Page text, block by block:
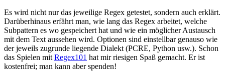
Es wird nicht nur das jeweilige Regex getestet, sondern auch erklärt.
Darüberhinaus erfährt man, wie lang das Regex arbeitet, welche
Subpattern es wo gespeichert hat und wie ein möglicher Austausch
mit dem Text aussehen wird. Optionen sind einstellbar genauso wie
der jeweils zugrunde liegende Dialekt (PCRE, Python usw.). Schon
das Spielen mit Regex101 hat mir riesigen Spaß gemacht. Er ist
kostenfrei; man kann aber spenden!